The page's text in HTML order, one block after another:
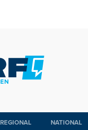
REGIONAL NATIONAL